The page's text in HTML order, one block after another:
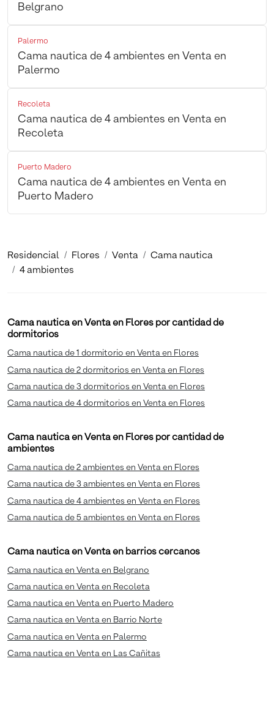
Belgrano
Palermo
Cama nautica de 4 ambientes en Venta en
Palermo
Recoleta
Cama nautica de 4 ambientes en Venta en
Recoleta
Puerto Madero
Cama nautica de 4 ambientes en Venta en
Puerto Madero
Residencial Flores Venta
Cama nautica
4 ambientes
Cama nautica en Venta en Flores por cantidad de
dormitorios
Cama nautica de 1 dormitorio en Venta en Flores
Cama nautica de 2 dormitorios en Venta en Flores
Cama nautica de 3 dormitorios en Venta en Flores
Cama nautica de 4 dormitorios en Venta en Flores
Cama nautica en Venta en Flores por cantidad de
ambientes
Cama nautica de 2 ambientes en Venta en Flores
Cama nautica de 3 ambientes en Venta en Flores
Cama nautica de 4 ambientes en Venta en Flores
Cama nautica de 5 ambientes en Venta en Flores
Cama nautica en Venta en barrios cercanos
Cama nautica en Venta en Belgrano
Cama nautica en Venta en Recoleta
Cama nautica en Venta en Puerto Madero
Cama nautica en Venta en Barrio Norte
Cama nautica en Venta en Palermo
Cama nautica en Venta en Las Cañitas